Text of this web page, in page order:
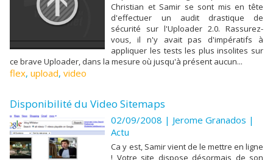
Christian et Samir se sont mis en tête
d'effectuer un audit drastique de
sécurité sur l'Uploader 2.0. Rassurez-
vous, il n'y avait pas d'impératifs à
appliquer les tests les plus insolites sur
ce brave Uploader, dans la mesure où jusqu'à présent aucun...
flex, upload, video
Disponibilité du Video Sitemaps
02/09/2008 | Jerome Granados |
Actu
Ca y est, Samir vient de le mettre en ligne
! Votre site dispose désormais de son